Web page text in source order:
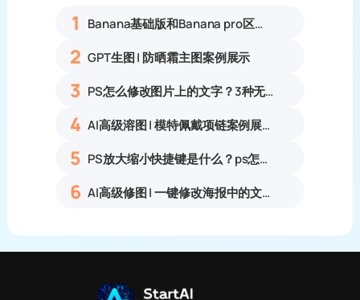
1 Banana基础版和Banana pro区别对比丨具体案例应用+使用教程
2 GPT生图 | 防晒霜主图案例展示
3 PS怎么修改图片上的文字？3种无痕改字方法，新手也能搞定
4 AI高级溶图 | 模特佩戴项链案例展示
5 PS放大缩小快捷键是什么？ps怎么把图片拉大拉小？
6 AI高级修图 | 一键修改海报中的文字